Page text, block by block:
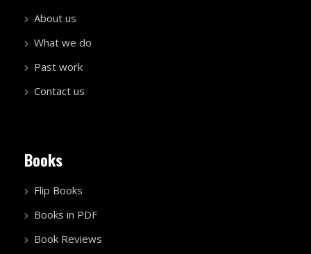
About us
What we do
Past work
Contact us
Books
Flip Books
Books in PDF
Book Reviews